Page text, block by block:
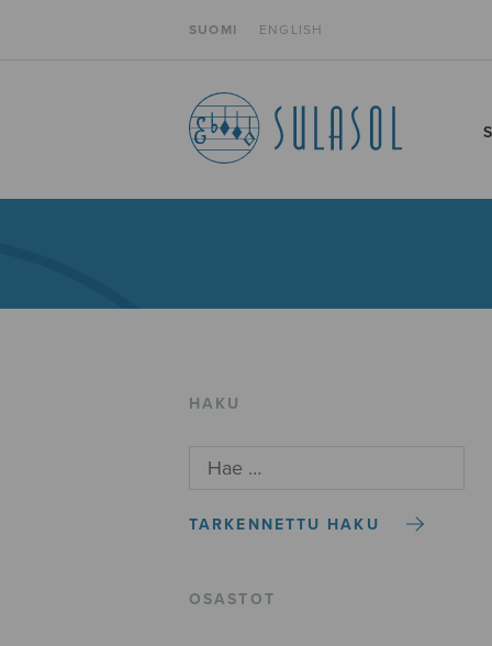
SUOMI ENGLISH
HAKU
TARKENNETTU HAKU
OSASTOT